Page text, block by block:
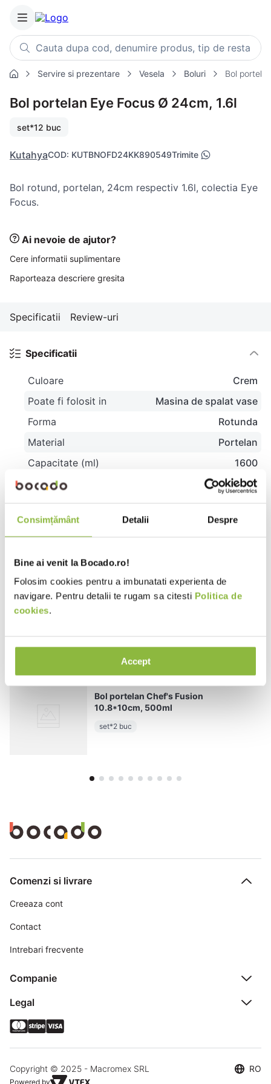
Consimțământ Detalii Despre
Bine ai venit la Bocado.ro!
Folosim cookies pentru a imbunatati experienta de
navigare. Pentru detalii te rugam sa citesti Politica de
cookies.
Accept
Cauta dupa cod, denumire produs, tip de restaurant,
Căutări populare
1. cartofi
piept pui
4. chifle
6. coaste
8. ceafa
9. croissant
10.pizza
Servire si prezentare Vesela Boluri Bol
Bol portelan Eye Focus Ø 24cm, 1.6l
set*12 buc
KutahyaCOD: KUTBNOFD24KK890549Trimite
Bol rotund, portelan, 24cm respectiv 1.6l, colectia Eye
Focus.
Ai nevoie de ajutor?
Cere informatii suplimentare
Raporteaza descriere gresita
Specificatii Review-uri
Specificatii
Culoare
Crem
Poate fi folosit in
Masina de spalat vase
Forma
Rotunda
Material
Portelan
Capacitate (ml)
1600
Colectie
Eye Focus
Review-uri
Te rugăm să te autentifici pentru a scrie o recenzie.
Se încarcă recenziile…
Produse similare
Bol portelan Chef's Fusion
10.8*10cm, 500ml
set*2 buc
Comenzi si livrare
Creeaza cont
Contact
Intrebari frecvente
Companie
Legal
Copyright © 2025 - Macromex SRL
Powered by
RO